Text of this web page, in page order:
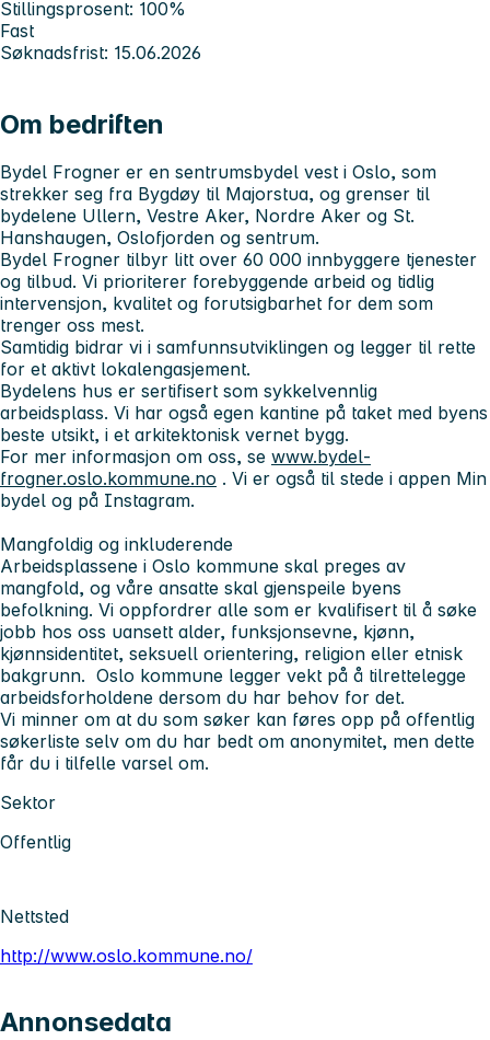
Stillingsprosent: 100%
Fast
Søknadsfrist: 15.06.2026
Om bedriften
Bydel Frogner er en sentrumsbydel vest i Oslo, som
strekker seg fra Bygdøy til Majorstua, og grenser til
bydelene Ullern, Vestre Aker, Nordre Aker og St.
Hanshaugen, Oslofjorden og sentrum.
Bydel Frogner tilbyr litt over 60 000 innbyggere tjenester
og tilbud. Vi prioriterer forebyggende arbeid og tidlig
intervensjon, kvalitet og forutsigbarhet for dem som
trenger oss mest.
Samtidig bidrar vi i samfunnsutviklingen og legger til rette
for et aktivt lokalengasjement.
Bydelens hus er sertifisert som sykkelvennlig
arbeidsplass. Vi har også egen kantine på taket med byens
beste utsikt, i et arkitektonisk vernet bygg.
For mer informasjon om oss, se www.bydel-
frogner.oslo.kommune.no . Vi er også til stede i appen Min
bydel og på Instagram.
Mangfoldig og inkluderende
Arbeidsplassene i Oslo kommune skal preges av
mangfold, og våre ansatte skal gjenspeile byens
befolkning. Vi oppfordrer alle som er kvalifisert til å søke
jobb hos oss uansett alder, funksjonsevne, kjønn,
kjønnsidentitet, seksuell orientering, religion eller etnisk
bakgrunn. Oslo kommune legger vekt på å tilrettelegge
arbeidsforholdene dersom du har behov for det.
Vi minner om at du som søker kan føres opp på offentlig
søkerliste selv om du har bedt om anonymitet, men dette
får du i tilfelle varsel om.
Sektor
Offentlig
Nettsted
http://www.oslo.kommune.no/
Annonsedata